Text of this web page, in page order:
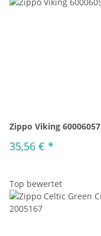
Zippo Viking 60006057
35,56 € *
Top bewertet